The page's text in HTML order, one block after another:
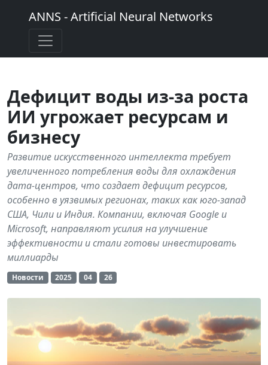
ANNS - Artificial Neural Networks
Дефицит воды из-за роста
ИИ угрожает ресурсам и
бизнесу
Развитие искусственного интеллекта требует
увеличенного потребления воды для охлаждения
дата-центров, что создает дефицит ресурсов,
особенно в уязвимых регионах, таких как юго-запад
США, Чили и Индия. Компании, включая Google и
Microsoft, направляют усилия на улучшение
эффективности и стали готовы инвестировать
миллиарды
Новости 2025 04 26